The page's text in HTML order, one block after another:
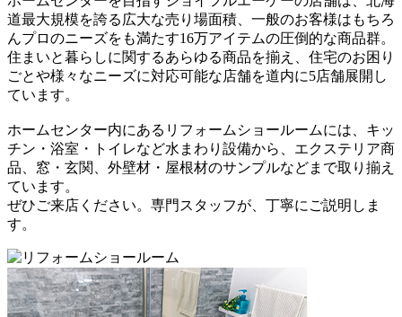
道最大規模を誇る広大な売り場面積 、一般のお客様はもちろ
んプロのニーズをも満たす16万アイテムの圧倒的な商品群。
住まいと暮らしに関するあらゆる商品を揃え、住宅のお困り
ごとや様々なニーズに対応可能な店舗を道内に5店舗展開 し
ています。
ホームセンター内にあるリフォームショールームには、 キッ
チン・浴室・トイレなど水まわり設備から、エクステリア商
品、窓・玄関、外壁材・屋根材のサンプルなどまで取り揃え
ています。
ぜひご来店ください。専門スタッフが、丁寧にご説明しま
す。